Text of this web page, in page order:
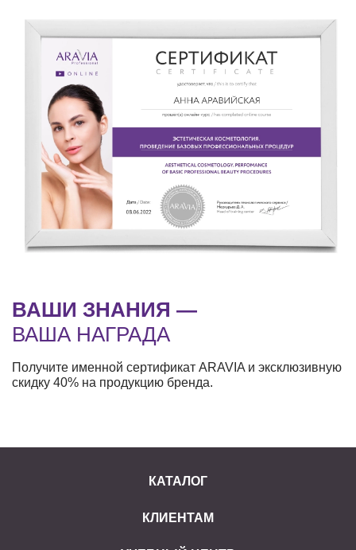
ВАШИ ЗНАНИЯ —
ВАША НАГРАДА
Получите именной сертификат ARAVIA и эксклюзивную
скидку 40% на продукцию бренда.
КАТАЛОГ
КЛИЕНТАМ